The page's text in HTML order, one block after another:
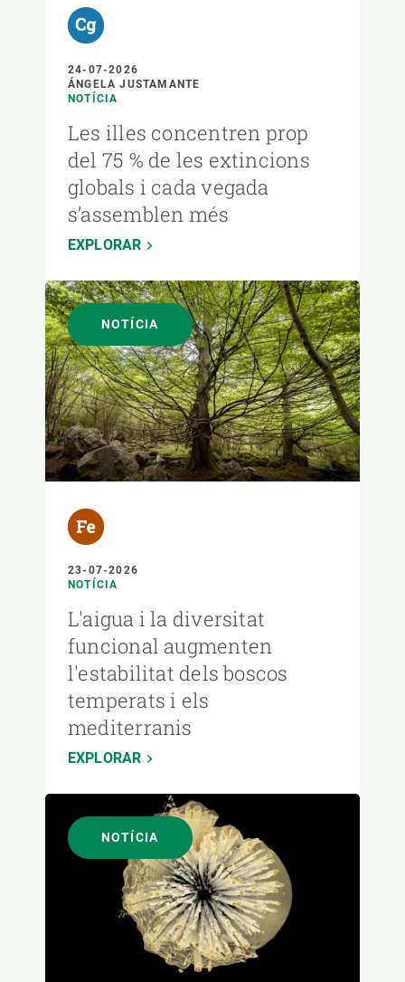
24-07-2026
ÁNGELA JUSTAMANTE
NOTÍCIA
Les illes concentren prop
del 75 % de les extincions
globals i cada vegada
s’assemblen més
EXPLORAR
NOTÍCIA
23-07-2026
NOTÍCIA
L'aigua i la diversitat
funcional augmenten
l'estabilitat dels boscos
temperats i els
mediterranis
EXPLORAR
NOTÍCIA